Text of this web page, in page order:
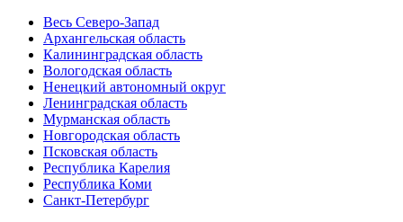
Весь Северо-Запад
Архангельская область
Калининградская область
Вологодская область
Ненецкий автономный округ
Ленинградская область
Мурманская область
Новгородская область
Псковская область
Республика Карелия
Республика Коми
Санкт-Петербург